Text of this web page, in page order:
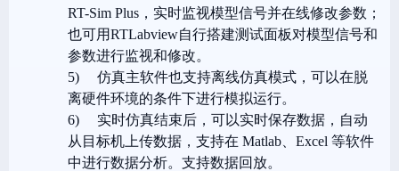
RT-Sim Plus， 实时监视模型信号并在线修改参数；
也可用RTLabview自行搭建测试面板对模型信号和
参数进行监视和修改。
5)
仿真主软件也支持离线仿真模式，可以在脱
离硬件环境的条件下进行模拟运行。
6)
实时仿真结束后，可以实时保存数据，自动
从目标机上传数据，支持在 Matlab、Excel 等软件
中进行数据分析。支持数据回放。